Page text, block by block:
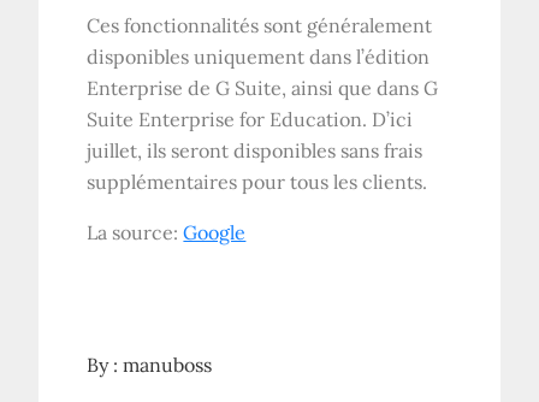
Ces fonctionnalités sont généralement
disponibles uniquement dans l’édition
Enterprise de G Suite, ainsi que dans G
Suite Enterprise for Education. D’ici
juillet, ils seront disponibles sans frais
supplémentaires pour tous les clients.
La source:Google
By :manuboss